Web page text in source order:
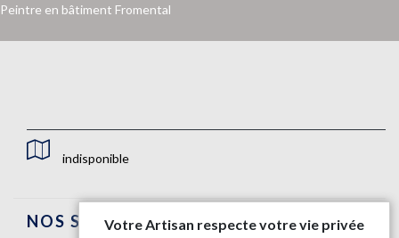
Peintre en bâtiment Fromental
indisponible
NOS SERVICESVotre Artisan respecte votre vie privée